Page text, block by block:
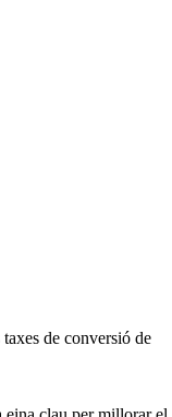
de conversió de